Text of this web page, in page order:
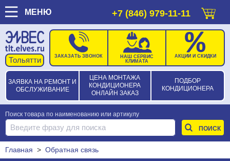
МЕНЮ +7 (846) 979-11-11
ЗАЯВКА НА РЕМОНТ И
ОБСЛУЖИВАНИЕ
ЦЕНА МОНТАЖА
КОНДИЦИОНЕРА
ОНЛАЙН ЗАКАЗ
ПОДБОР
КОНДИЦИОНЕРА
ЗАКАЗАТЬ ЗВОНОК
НАШ СЕРВИС
КЛИМАТА
АКЦИИ И СКИДКИ
Поиск товара по наименованию или артикулу
Главная > Обратная связь